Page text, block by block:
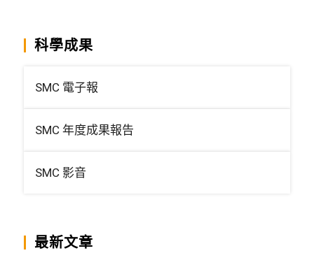
科學成果
SMC 電子報
SMC 年度成果報告
SMC 影音
最新文章